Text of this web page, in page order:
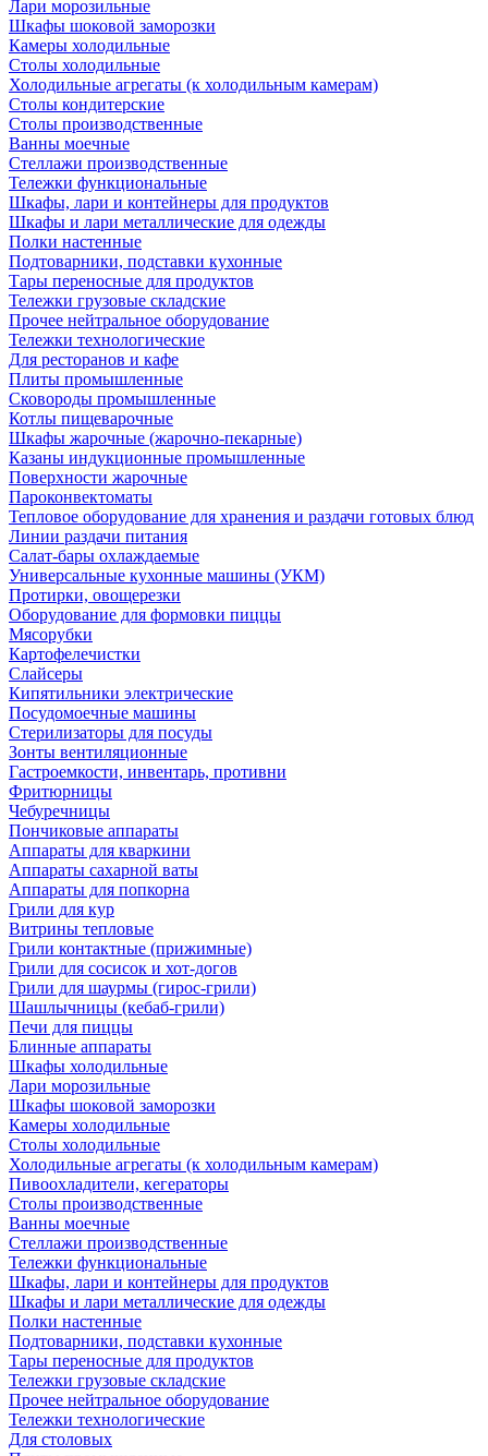
Лари морозильные
Шкафы шоковой заморозки
Камеры холодильные
Столы холодильные
Холодильные агрегаты (к холодильным камерам)
Столы кондитерские
Столы производственные
Ванны моечные
Стеллажи производственные
Тележки функциональные
Шкафы, лари и контейнеры для продуктов
Шкафы и лари металлические для одежды
Полки настенные
Подтоварники, подставки кухонные
Тары переносные для продуктов
Тележки грузовые складские
Прочее нейтральное оборудование
Тележки технологические
Для ресторанов и кафе
Плиты промышленные
Сковороды промышленные
Котлы пищеварочные
Шкафы жарочные (жарочно-пекарные)
Казаны индукционные промышленные
Поверхности жарочные
Пароконвектоматы
Тепловое оборудование для хранения и раздачи готовых блюд
Линии раздачи питания
Салат-бары охлаждаемые
Универсальные кухонные машины (УКМ)
Протирки, овощерезки
Оборудование для формовки пиццы
Мясорубки
Картофелечистки
Слайсеры
Кипятильники электрические
Посудомоечные машины
Стерилизаторы для посуды
Зонты вентиляционные
Гастроемкости, инвентарь, противни
Фритюрницы
Чебуречницы
Пончиковые аппараты
Аппараты для кваркини
Аппараты сахарной ваты
Аппараты для попкорна
Грили для кур
Витрины тепловые
Грили контактные (прижимные)
Грили для сосисок и хот-догов
Грили для шаурмы (гирос-грили)
Шашлычницы (кебаб-грили)
Печи для пиццы
Блинные аппараты
Шкафы холодильные
Лари морозильные
Шкафы шоковой заморозки
Камеры холодильные
Столы холодильные
Холодильные агрегаты (к холодильным камерам)
Пивоохладители, кегераторы
Столы производственные
Ванны моечные
Стеллажи производственные
Тележки функциональные
Шкафы, лари и контейнеры для продуктов
Шкафы и лари металлические для одежды
Полки настенные
Подтоварники, подставки кухонные
Тары переносные для продуктов
Тележки грузовые складские
Прочее нейтральное оборудование
Тележки технологические
Для столовых